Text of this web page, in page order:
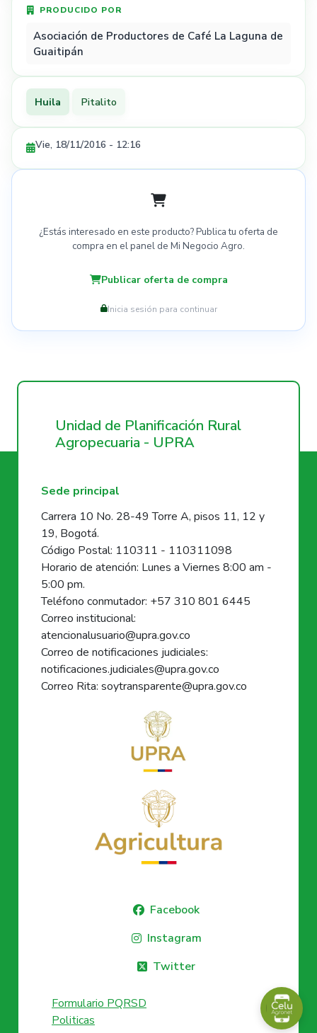
PRODUCIDO POR
Asociación de Productores de Café La Laguna de
Guaitipán
Huila Pitalito
Vie, 18/11/2016 - 12:16
¿Estás interesado en este producto? Publica tu oferta de
compra en el panel de Mi Negocio Agro.
Publicar oferta de compra
Inicia sesión para continuar
Unidad de Planificación Rural
Agropecuaria - UPRA
Sede principal
Carrera 10 No. 28-49 Torre A, pisos 11, 12 y
19, Bogotá.
Código Postal: 110311 - 110311098
Horario de atención: Lunes a Viernes 8:00 am -
5:00 pm.
Teléfono conmutador: +57 310 801 6445
Correo institucional:
atencionalusuario@upra.gov.co
Correo de notificaciones judiciales:
notificaciones.judiciales@upra.gov.co
Correo Rita: soytransparente@upra.gov.co
Facebook
Instagram
Twitter
Formulario PQRSD
Politicas